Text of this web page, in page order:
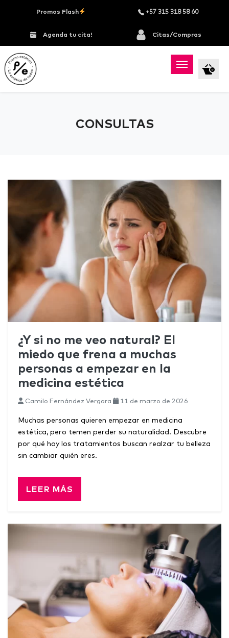
Promos Flash +57 315 318 58 60
Agenda tu cita! Citas/Compras
CONSULTAS
¿Y si no me veo natural? El
miedo que frena a muchas
personas a empezar en la
medicina estética
Camilo Fernández Vergara 11 de marzo de 2026
Muchas personas quieren empezar en medicina
estética, pero temen perder su naturalidad. Descubre
por qué hoy los tratamientos buscan realzar tu belleza
sin cambiar quién eres.
LEER MÁS